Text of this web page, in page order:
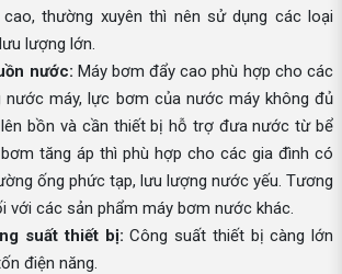
thường xuyên thì nên sử dụng các loại
lượng lớn.
nước: Máy bơm đẩy cao phù hợp cho các
nước máy, lực bơm của nước máy không đủ
bồn và cần thiết bị hỗ trợ đưa nước từ bể
tăng áp thì phù hợp cho các gia đình có
ống phức tạp, lưu lượng nước yếu. Tương
với các sản phẩm máy bơm nước khác.
suất thiết bị: Công suất thiết bị càng lớn
điện năng.